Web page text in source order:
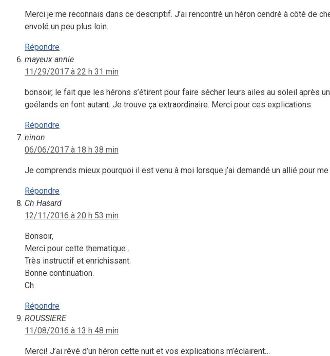
Merci je me reconnais dans ce descriptif. J’ai rencontré un héron cendré à côté de
envolé un peu plus loin.
Répondre
mayeux annie
11/29/2017 à 22 h 31 min
bonsoir, le fait que les hérons s’étirent pour faire sécher leurs ailes au soleil après
goélands en font autant. Je trouve ça extraordinaire. Merci pour ces explications.
Répondre
ninon
06/06/2017 à 18 h 38 min
Je comprends mieux pourquoi il est venu à moi lorsque j’ai demandé un allié pour
Répondre
Ch Hasard
12/11/2016 à 20 h 53 min
Bonsoir,
Merci pour cette thematique .
Très instructif et enrichissant.
Bonne continuation.
Ch
Répondre
ROUSSIERE
11/08/2016 à 13 h 48 min
Merci! J’ai rêvé d’un héron cette nuit et vos explications m’éclairent…